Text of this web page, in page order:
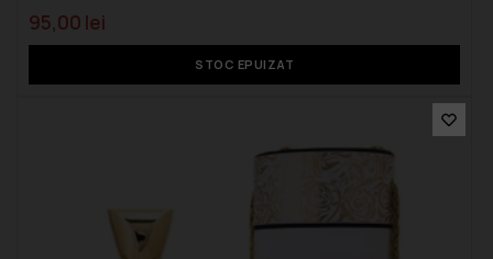
95,00 lei
STOC EPUIZAT